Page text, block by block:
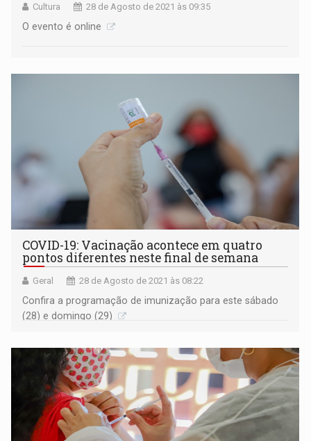
Cultura 28 de Agosto de 2021 às 09:35
O evento é online
COVID-19: Vacinação acontece em quatro
pontos diferentes neste final de semana
Geral 28 de Agosto de 2021 às 08:22
Confira a programação de imunização para este sábado
(28) e domingo (29)